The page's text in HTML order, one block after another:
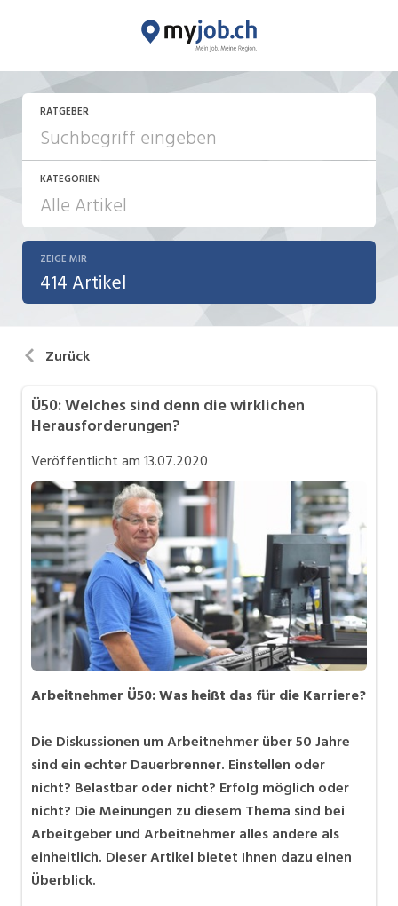
RATGEBER
KATEGORIEN
Aktionen / News
Bewerbung / Neuorientierung
Karriere allgemein
Personalpolitik / MA-Rekrutierung
Selbstständigkeit
Teilzeit / Flexible Arbeitsmodelle
ZEIGE MIR
414 Artikel
Zurück
Ü50: Welches sind denn die wirklichen
Herausforderungen?
Veröffentlicht am13.07.2020
Arbeitnehmer Ü50: Was heißt das für die Karriere?
Die Diskussionen um Arbeitnehmer über 50 Jahre
sind ein echter Dauerbrenner. Einstellen oder
nicht? Belastbar oder nicht? Erfolg möglich oder
nicht? Die Meinungen zu diesem Thema sind bei
Arbeitgeber und Arbeitnehmer alles andere als
einheitlich. Dieser Artikel bietet Ihnen dazu einen
Überblick.